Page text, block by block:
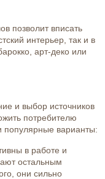
позволит вписать
интерьер, так и в
арт-деко или
и выбор источников
потребителю
варианты:
в работе и
остальным
они сильно